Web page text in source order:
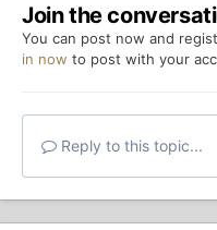
Join the
You can post now and
in now to post with your
Reply to this topic...